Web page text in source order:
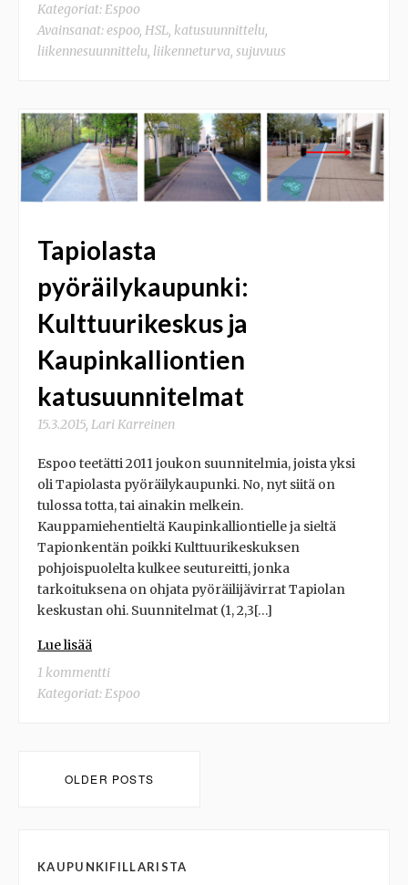
Kategoriat:Espoo
Avainsanat:espoo, HSL, katusuunnittelu,
liikennesuunnittelu, liikenneturva, sujuvuus
Tapiolasta
pyöräilykaupunki:
Kulttuurikeskus ja
Kaupinkalliontien
katusuunnitelmat
15.3.2015, Lari Karreinen
Espoo teetätti 2011 joukon suunnitelmia, joista yksi
oli Tapiolasta pyöräilykaupunki. No, nyt siitä on
tulossa totta, tai ainakin melkein.
Kauppamiehentieltä Kaupinkalliontielle ja sieltä
Tapionkentän poikki Kulttuurikeskuksen
pohjoispuolelta kulkee seutureitti, jonka
tarkoituksena on ohjata pyöräilijävirrat Tapiolan
keskustan ohi. Suunnitelmat (1, 2,3[…]
Lue lisää
1 kommentti
Kategoriat:Espoo
navigation
OLDER POSTS
KAUPUNKIFILLARISTA